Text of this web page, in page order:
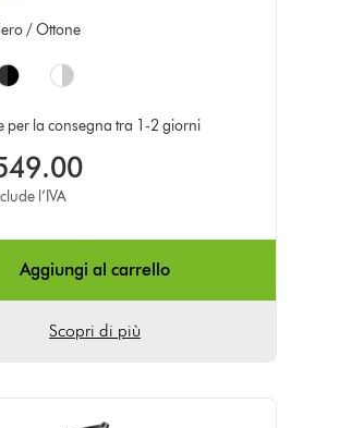
/ Ottone
per la consegna tra 1-2 giorni
l’IVA
Aggiungi al carrello
Scopri di più